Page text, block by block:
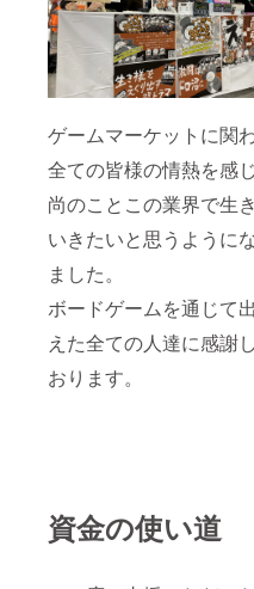
ゲームマーケットに関
全ての皆様の情熱を感じ
尚のことこの業界で生
いきたいと思うように
ました。
ボードゲームを通じて
えた全ての人達に感謝
おります。
資金の使い道